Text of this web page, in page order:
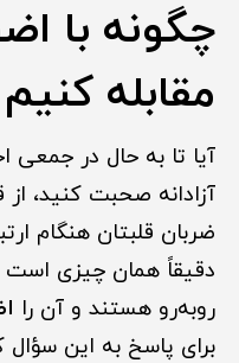
چگونه با
مقابله کنیم
آیا تا به حال در جمعی
آزادانه صحبت کنید،
ضربان قلبتان هنگام
دقیقاً همان چیزی است
روبه‌رو هستند و آن را
برای پاسخ به این